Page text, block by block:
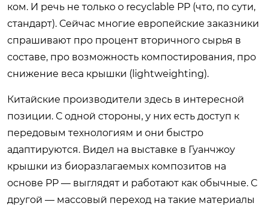
ком. И речь не только о recyclable PP (что, по сути,
стандарт). Сейчас многие европейские заказники
спрашивают про процент вторичного сырья в
составе, про возможность компостирования, про
снижение веса крышки (lightweighting).
Китайские производители здесь в интересной
позиции. С одной стороны, у них есть доступ к
передовым технологиям и они быстро
адаптируются. Видел на выставке в Гуанчжоу
крышки из биоразлагаемых композитов на
основе PP — выглядят и работают как обычные. С
другой — массовый переход на такие материалы